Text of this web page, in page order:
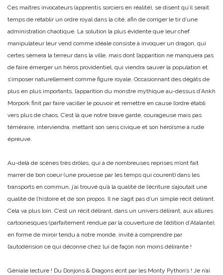
Ces maîtres invocateurs (apprentis sorciers en réalité), se disent qu’il serait
temps de rétablir un ordre royal dans la cité, afin de corriger le tir d’une
administration chaotique. La solution la plus évidente que leur chef
manipulateur leur vend comme idéale consiste à invoquer un dragon, qui
certes sèmera la terreur dans la ville, mais dont l’apparition ne manquera pas
de faire émerger un héros providentiel, qui viendra sauver la population et
s’imposer naturellement comme figure royale. Occasionnant des dégâts de
plus en plus importants, l’apparition du monstre mythique au-dessus d’Ankh
Morpork finit par faire vaciller le pouvoir et remettre en cause l’ordre établi
vers plus de chaos. C’est là que notre brave garde, courageuse mais pas
téméraire, interviendra, mettant son sens civique et son héroïsme à rude
épreuve.
Au-delà de scènes très drôles, qui à de nombreuses reprises m’ont fait
marrer de bon coeur (une prouesse par les temps qui courent) dans les
transports en commun, j’ai trouvé qu’à la qualité de l’écriture s’ajoutait une
qualité de l’histoire et de son propos. Il ne s’agit pas d’un simple récit délirant.
Cela va plus loin. C’est un récit délirant, dans un univers délirant, aux allures
cartoonesques (parfaitement rendue par la couverture de l’édition d’Atalante),
en forme de miroir tendu à notre monde, invité à comprendre par
l’autodérision ce qui déconne chez lui de façon non moins délirante !
Géniale lecture ! Du Donjons & Dragons écrit par les Monty Python’s ! Je n’ai